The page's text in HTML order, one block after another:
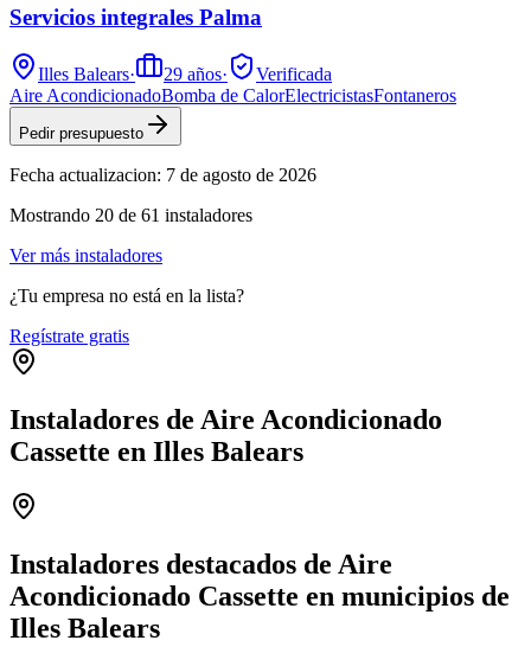
Servicios integrales Palma
Illes Balears· 29 años·
Verificada
Aire AcondicionadoBomba de CalorElectricistasFontaneros
Pedir presupuesto
Fecha actualizacion: 7 de agosto de 2026
Mostrando 20 de 61 instaladores
Ver más instaladores
¿Tu empresa no está en la lista?
Regístrate gratis
Instaladores de Aire Acondicionado
Cassette en Illes Balears
−
Instaladores destacados de Aire
Acondicionado Cassette en municipios de
Illes Balears